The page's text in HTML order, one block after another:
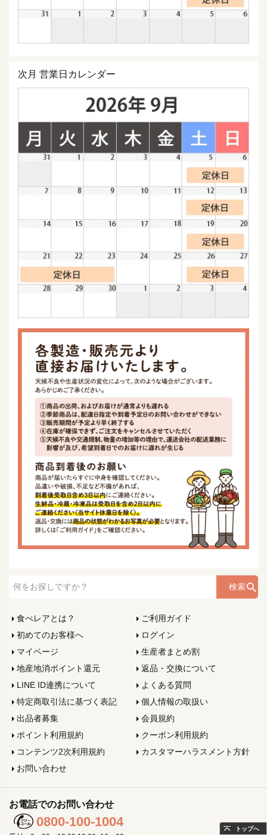
次月 営業日カレンダー
検索
食べレアとは？
ご利用ガイド
初めてのお客様へ
ログイン
マイページ
生産者まとめ割
地産地消ポイント還元
返品・交換について
LINE ID連携について
よくある質問
特定商取引法に基づく表記
個人情報の取扱い
出品者募集
会員規約
ポイント利用規約
クーポン利用規約
コンテンツ2次利用規約
カスタマーハラスメント方針
お問い合わせ
お電話でのお問い合わせ
0800-100-1004 トップへ